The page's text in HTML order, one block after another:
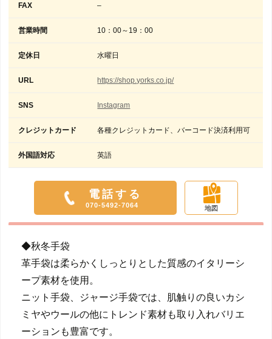
FAX –
営業時間 10：00～19：00
定休日 水曜日
URL https://shop.yorks.co.jp/
SNS Instagram
クレジットカード 各種クレジットカード、バーコード決済利用可
外国語対応 英語
電話する
070-5492-7064 地図
◆秋冬手袋
革手袋は柔らかくしっとりとした質感のイタリーシ
ープ素材を使用。
ニット手袋、ジャージ手袋では、肌触りの良いカシ
ミヤやウールの他にトレンド素材も取り入れバリエ
ーションも豊富です。